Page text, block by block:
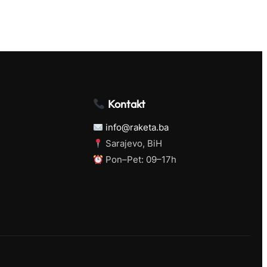
Kontakt
info@raketa.ba
Sarajevo, BiH
Pon–Pet: 09–17h